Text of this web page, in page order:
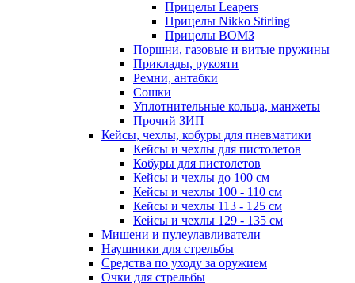
Прицелы Leapers
Прицелы Nikko Stirling
Прицелы ВОМЗ
Поршни, газовые и витые пружины
Приклады, рукояти
Ремни, антабки
Сошки
Уплотнительные кольца, манжеты
Прочий ЗИП
Кейсы, чехлы, кобуры для пневматики
Кейсы и чехлы для пистолетов
Кобуры для пистолетов
Кейсы и чехлы до 100 см
Кейсы и чехлы 100 - 110 см
Кейсы и чехлы 113 - 125 см
Кейсы и чехлы 129 - 135 см
Мишени и пулеулавливатели
Наушники для стрельбы
Средства по уходу за оружием
Очки для стрельбы